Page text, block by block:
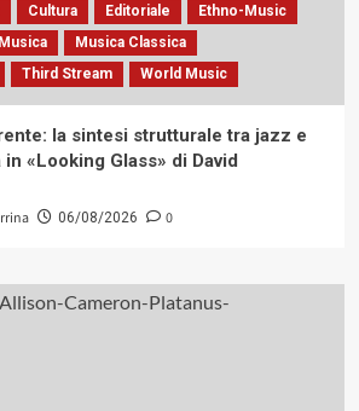
Cultura Editoriale
Ethno-Music
Musica
Musica Classica
Third Stream World Music
la sintesi strutturale tra jazz e
«Looking Glass» di David
06/08/2026 0